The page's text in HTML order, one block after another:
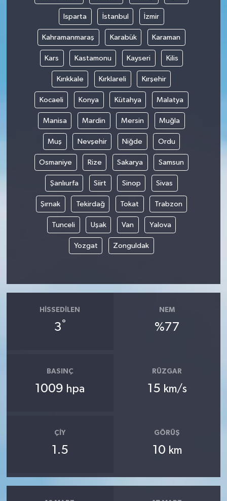
Isparta İstanbul İzmir
Kahramanmaraş Karabük Karaman
Kars Kastamonu Kayseri Kilis
Kırıkkale Kırklareli Kırşehir
Kocaeli Konya Kütahya Malatya
Manisa Mardin Mersin Muğla
Muş Nevşehir Niğde Ordu
Osmaniye Rize Sakarya Samsun
Şanlıurfa Siirt Sinop Sivas
Şırnak Tekirdağ Tokat Trabzon
Tunceli Uşak Van Yalova
Yozgat Zonguldak
HISSEDILEN
3°
NEM
%77
BASINÇ
1009 hpa
RÜZGAR
15 km/s
ÇIY
1.5
GÖRÜŞ
10 km